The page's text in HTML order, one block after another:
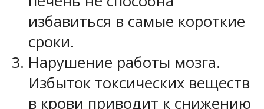
избавиться в самые короткие
сроки.
Нарушение работы мозга.
Избыток токсических веществ
в крови приводит к снижению